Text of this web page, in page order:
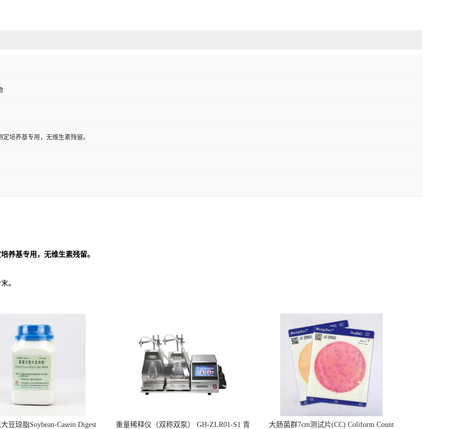
定培养基专用，无维生素残留。
养基专用，无维生素残留。
。
豆琼脂Soybean-Casein Digest 重量稀释仪（双称双泵） GH-ZLR01-S1 青 大肠菌群7cm测试片(CC) Coliform Count